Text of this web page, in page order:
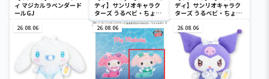
ィ マジカルラベンダード
ールGJ
ティ】サンリオキャラク
ターズ うるベビ・ちょい
デカドール
ディ】サンリオキャラク
ターズ うるベビ・ちょい
26.08.06 26.08.06 26.08.06